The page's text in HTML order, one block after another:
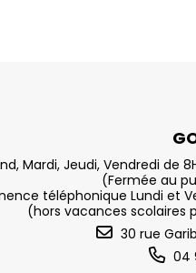
Mardi, Jeudi, Vendredi de
(Fermée au
téléphonique Lundi et
(hors vacances scolaires
30 rue
04